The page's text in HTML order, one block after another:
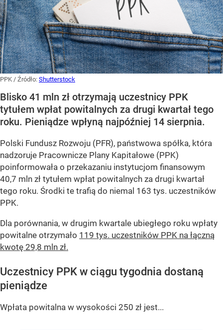
PPK / Źródło: Shutterstock
Blisko 41 mln zł otrzymają uczestnicy PPK
tytułem wpłat powitalnych za drugi kwartał tego
roku. Pieniądze wpłyną najpóźniej 14 sierpnia.
Polski Fundusz Rozwoju (PFR), państwowa spółka, która
nadzoruje Pracownicze Plany Kapitałowe (PPK)
poinformowała o przekazaniu instytucjom finansowym
40,7 mln zł tytułem wpłat powitalnych za drugi kwartał
tego roku. Środki te trafią do niemal 163 tys. uczestników
PPK.
Dla porównania, w drugim kwartale ubiegłego roku wpłaty
powitalne otrzymało 119 tys. uczestników PPK na łączną
kwotę 29,8 mln zł.
Uczestnicy PPK w ciągu tygodnia dostaną
pieniądze
Wpłata powitalna w wysokości 250 zł jest...